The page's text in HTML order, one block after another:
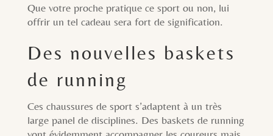
Que votre proche pratique ce sport ou non, lui
offrir un tel cadeau sera fort de signification.
Des nouvelles baskets
de running
Ces chaussures de sport s’adaptent à un très
large panel de disciplines. Des baskets de running